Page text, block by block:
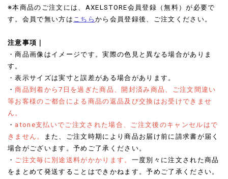
※本商品のご注文には、AXELSTORE会員登録（無料）が必要で
す。会員で無い方は こちら から会員登録後、ご注文ください。
注意事項｜
・商品画像はイメージです。実際の色見と異なる場合がありま
す。
・表示サイズは実寸と誤差がある場合があります。
・商品到着から7日を過ぎた商品、開封済み商品、ご注文間違い
等お客様のご都合による商品の返品及び交換はお受けできませ
ん。
・ atone支払いでご注文された場合、ご注文後のキャンセルはで
きません。
また、ご注文時期により商品お届け前に請求書が届く
場合がございます。予めご了承ください。
・ ご注文毎に別途送料がかかります。 一度別々に注文された商品
をまとめて発送することはできかねます。予めご了承ください。